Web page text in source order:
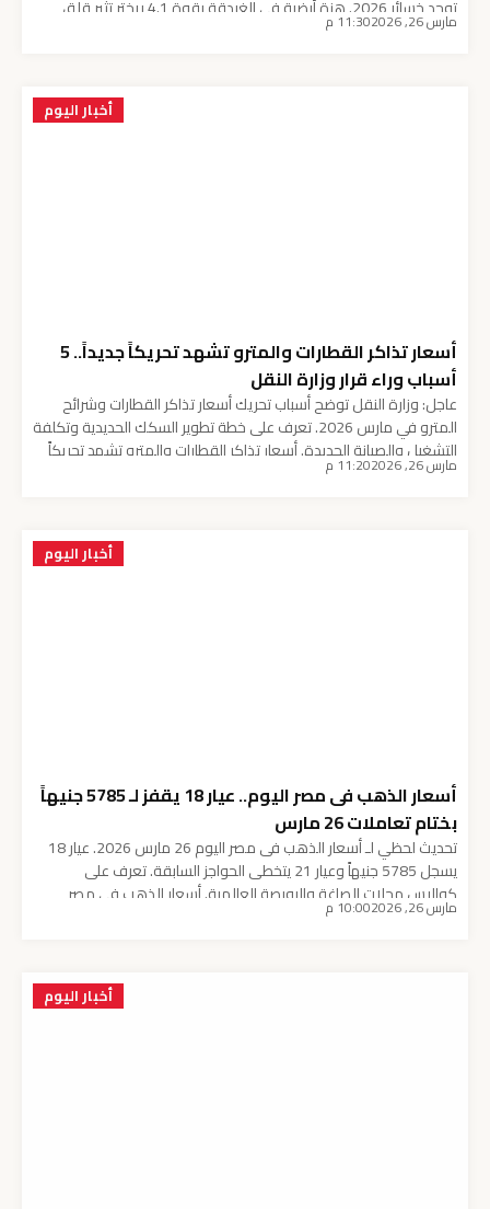
توجد خسائر 2026. هزة أرضية في الغردقة بقوة 4.1 ريختر تثير قلق
السكان فجر اليوم أعلن مركز عمليات محافظة البحر الأحمر عن رصد هزة
مارس 26, 2026 11:30 م
أخبار اليوم
أسعار تذاكر القطارات والمترو تشهد تحريكاً جديداً.. 5
أسباب وراء قرار وزارة النقل
عاجل: وزارة النقل توضح أسباب تحريك أسعار تذاكر القطارات وشرائح
المترو في مارس 2026. تعرف على خطة تطوير السكك الحديدية وتكلفة
التشغيل والصيانة الجديدة. أسعار تذاكر القطارات والمترو تشهد تحريكاً
جديداً.. 5 أسباب وراء قرار وزارة النقل أصدرت وزارة النقل بياناً رسمياً
مارس 26, 2026 11:20 م
أخبار اليوم
أسعار الذهب فى مصر اليوم.. عيار 18 يقفز لـ 5785 جنيهاً
بختام تعاملات 26 مارس
تحديث لحظي لـ أسعار الذهب فى مصر اليوم 26 مارس 2026. عيار 18
يسجل 5785 جنيهاً وعيار 21 يتخطى الحواجز السابقة. تعرف على
كواليس محلات الصاغة والبورصة العالمية. أسعار الذهب فى مصر
مارس 26, 2026 10:00 م
أخبار اليوم